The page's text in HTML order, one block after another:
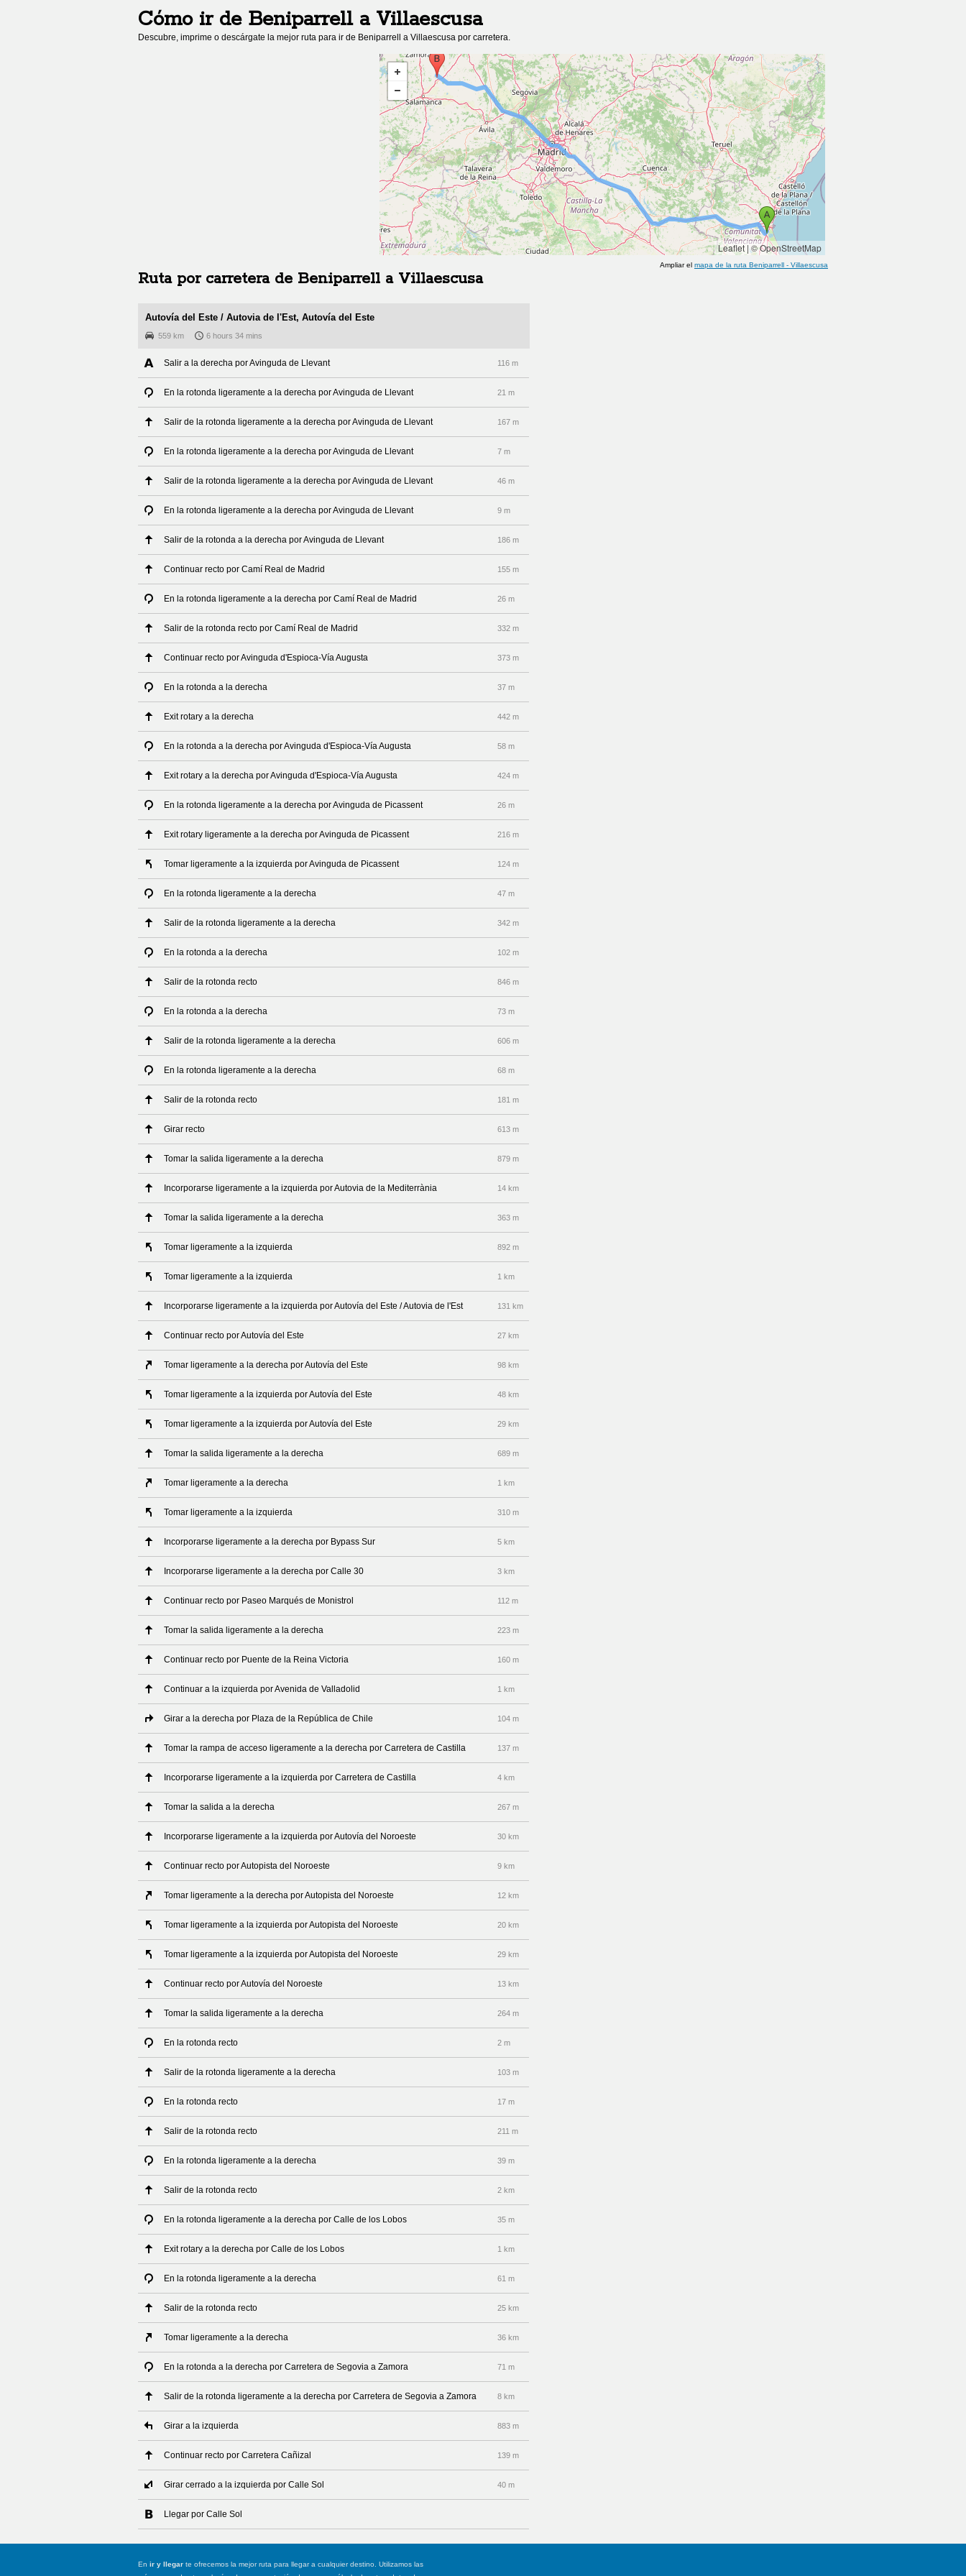
Cómo ir de Beniparrella Villaescusa
Descubre, imprime o descárgate la mejor ruta para ir de Beniparrell a Villaescusa por carretera.
Leaflet|© OpenStreetMap
Ampliar el mapa de la ruta Beniparrell - Villaescusa
Ruta por carretera de Beniparrell a Villaescusa
Autovía del Este / Autovia de l'Est, Autovía del Este
559 km 6 hours 34 mins
Salir a la derecha por Avinguda de Llevant 116 m
En la rotonda ligeramente a la derecha por Avinguda de Llevant 21 m
Salir de la rotonda ligeramente a la derecha por Avinguda de Llevant 167 m
En la rotonda ligeramente a la derecha por Avinguda de Llevant 7 m
Salir de la rotonda ligeramente a la derecha por Avinguda de Llevant 46 m
En la rotonda ligeramente a la derecha por Avinguda de Llevant 9 m
Salir de la rotonda a la derecha por Avinguda de Llevant 186 m
Continuar recto por Camí Real de Madrid 155 m
En la rotonda ligeramente a la derecha por Camí Real de Madrid 26 m
Salir de la rotonda recto por Camí Real de Madrid 332 m
Continuar recto por Avinguda d'Espioca-Vía Augusta 373 m
En la rotonda a la derecha 37 m
Exit rotary a la derecha 442 m
En la rotonda a la derecha por Avinguda d'Espioca-Vía Augusta 58 m
Exit rotary a la derecha por Avinguda d'Espioca-Vía Augusta 424 m
En la rotonda ligeramente a la derecha por Avinguda de Picassent 26 m
Exit rotary ligeramente a la derecha por Avinguda de Picassent 216 m
Tomar ligeramente a la izquierda por Avinguda de Picassent 124 m
En la rotonda ligeramente a la derecha 47 m
Salir de la rotonda ligeramente a la derecha 342 m
En la rotonda a la derecha 102 m
Salir de la rotonda recto 846 m
En la rotonda a la derecha 73 m
Salir de la rotonda ligeramente a la derecha 606 m
En la rotonda ligeramente a la derecha 68 m
Salir de la rotonda recto 181 m
Girar recto 613 m
Tomar la salida ligeramente a la derecha 879 m
Incorporarse ligeramente a la izquierda por Autovia de la Mediterrània 14 km
Tomar la salida ligeramente a la derecha 363 m
Tomar ligeramente a la izquierda 892 m
Tomar ligeramente a la izquierda 1 km
Incorporarse ligeramente a la izquierda por Autovía del Este / Autovia de l'Est 131 km
Continuar recto por Autovía del Este 27 km
Tomar ligeramente a la derecha por Autovía del Este 98 km
Tomar ligeramente a la izquierda por Autovía del Este 48 km
Tomar ligeramente a la izquierda por Autovía del Este 29 km
Tomar la salida ligeramente a la derecha 689 m
Tomar ligeramente a la derecha 1 km
Tomar ligeramente a la izquierda 310 m
Incorporarse ligeramente a la derecha por Bypass Sur 5 km
Incorporarse ligeramente a la derecha por Calle 30 3 km
Continuar recto por Paseo Marqués de Monistrol 112 m
Tomar la salida ligeramente a la derecha 223 m
Continuar recto por Puente de la Reina Victoria 160 m
Continuar a la izquierda por Avenida de Valladolid 1 km
Girar a la derecha por Plaza de la República de Chile 104 m
Tomar la rampa de acceso ligeramente a la derecha por Carretera de Castilla 137 m
Incorporarse ligeramente a la izquierda por Carretera de Castilla 4 km
Tomar la salida a la derecha 267 m
Incorporarse ligeramente a la izquierda por Autovía del Noroeste 30 km
Continuar recto por Autopista del Noroeste 9 km
Tomar ligeramente a la derecha por Autopista del Noroeste 12 km
Tomar ligeramente a la izquierda por Autopista del Noroeste 20 km
Tomar ligeramente a la izquierda por Autopista del Noroeste 29 km
Continuar recto por Autovía del Noroeste 13 km
Tomar la salida ligeramente a la derecha 264 m
En la rotonda recto 2 m
Salir de la rotonda ligeramente a la derecha 103 m
En la rotonda recto 17 m
Salir de la rotonda recto 211 m
En la rotonda ligeramente a la derecha 39 m
Salir de la rotonda recto 2 km
En la rotonda ligeramente a la derecha por Calle de los Lobos 35 m
Exit rotary a la derecha por Calle de los Lobos 1 km
En la rotonda ligeramente a la derecha 61 m
Salir de la rotonda recto 25 km
Tomar ligeramente a la derecha 36 km
En la rotonda a la derecha por Carretera de Segovia a Zamora 71 m
Salir de la rotonda ligeramente a la derecha por Carretera de Segovia a Zamora 8 km
Girar a la izquierda 883 m
Continuar recto por Carretera Cañizal 139 m
Girar cerrado a la izquierda por Calle Sol 40 m
Llegar por Calle Sol
En ir y llegar te ofrecemos la mejor ruta para llegar a cualquier destino. Utilizamos las